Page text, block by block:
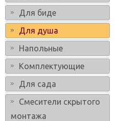
Для биде
Для душа
Напольные
Комплектующие
Для сада
Смесители скрытого
монтажа